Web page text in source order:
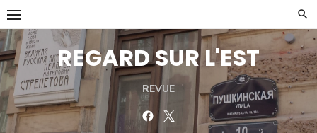
Skip
to
content
REGARD SUR L'EST
REVUE
FacebookTwitter